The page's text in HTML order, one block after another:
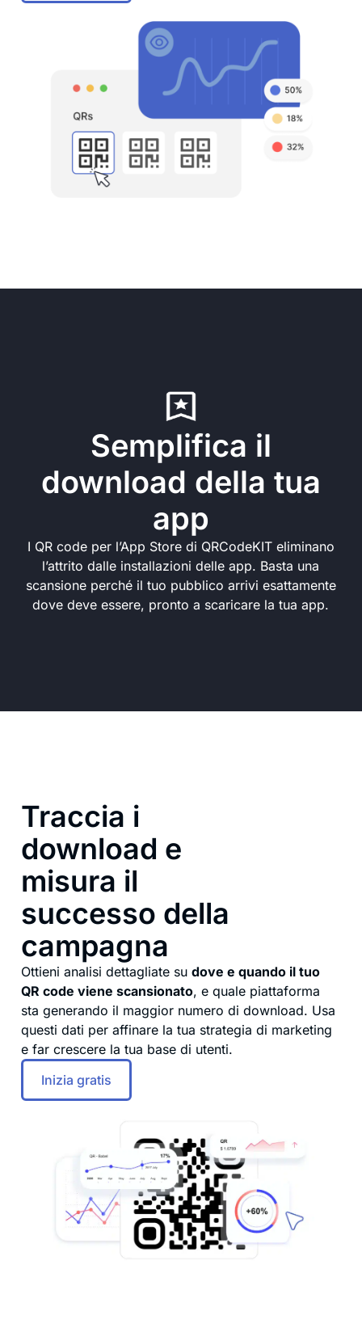
Semplifica il
download della tua
app
I QR code per l’App Store di QRCodeKIT eliminano
l’attrito dalle installazioni delle app. Basta una
scansione perché il tuo pubblico arrivi esattamente
dove deve essere, pronto a scaricare la tua app.
Traccia i
download e
misura il
successo della
campagna
Ottieni analisi dettagliate su dove e quando il tuo
QR code viene scansionato, e quale piattaforma
sta generando il maggior numero di download. Usa
questi dati per affinare la tua strategia di marketing
e far crescere la tua base di utenti.
Inizia gratis